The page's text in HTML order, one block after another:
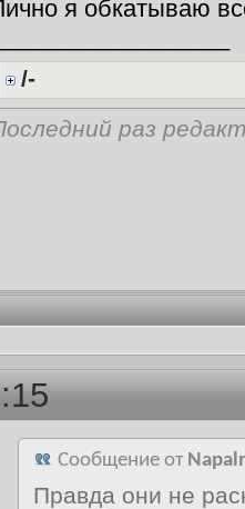
я обкатываю
/-
раз
Сообщение от
Правда они не